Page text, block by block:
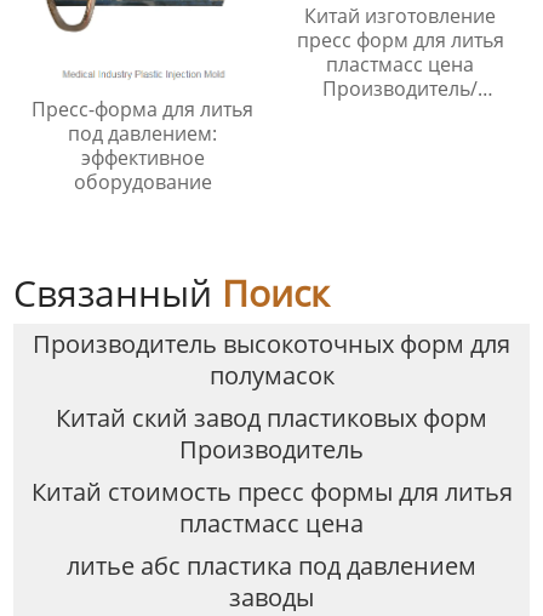
Пресс-форма для литья
под давлением:
эффективное
оборудование
Китай изготовление
пресс форм для литья
пластмасс цена
Производитель/
Связанный Поиск
Производитель высокоточных форм для
полумасок
Китай ский завод пластиковых форм
Производитель
Китай стоимость пресс формы для литья
пластмасс цена
литье абс пластика под давлением
заводы